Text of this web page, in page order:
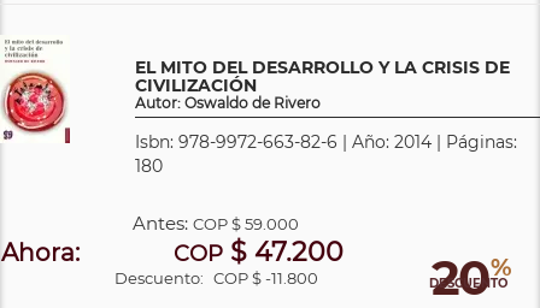
EL MITO DEL DESARROLLO Y LA CRISIS DE
CIVILIZACIÓN
Autor: Oswaldo de Rivero
Isbn: 978-9972-663-82-6 | Año: 2014 | Páginas:
180
20%
DESCUENTO
Antes:COP$ 59.000
Ahora: COP$ 47.200
Descuento: COP $ -11.800